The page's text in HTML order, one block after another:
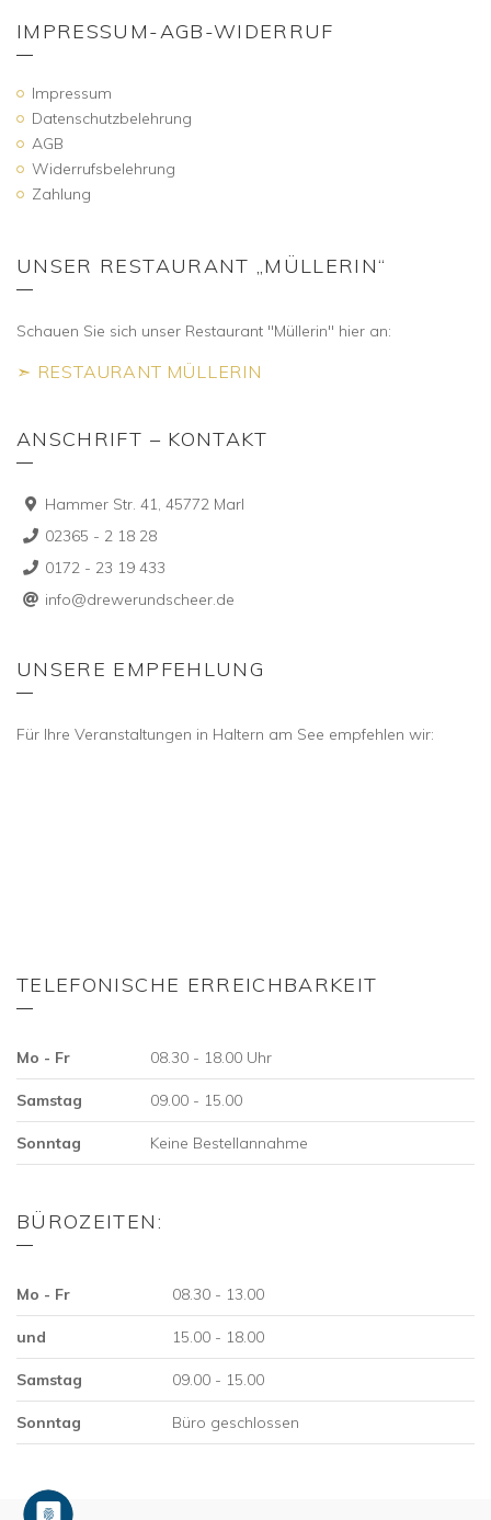
IMPRESSUM-AGB-WIDERRUF
Impressum
Datenschutzbelehrung
AGB
Widerrufsbelehrung
Zahlung
UNSER RESTAURANT „MÜLLERIN“
Schauen Sie sich unser Restaurant "Müllerin" hier an:
➣ RESTAURANT MÜLLERIN
ANSCHRIFT – KONTAKT
Hammer Str. 41, 45772 Marl
02365 - 2 18 28
0172 - 23 19 433
info@drewerundscheer.de
UNSERE EMPFEHLUNG
Für Ihre Veranstaltungen in Haltern am See empfehlen wir:
TELEFONISCHE ERREICHBARKEIT
Mo - Fr 08.30 - 18.00 Uhr
Samstag 09.00 - 15.00
Sonntag Keine Bestellannahme
BÜROZEITEN:
Mo - Fr 08.30 - 13.00
und 15.00 - 18.00
Samstag 09.00 - 15.00
Sonntag Büro geschlossen